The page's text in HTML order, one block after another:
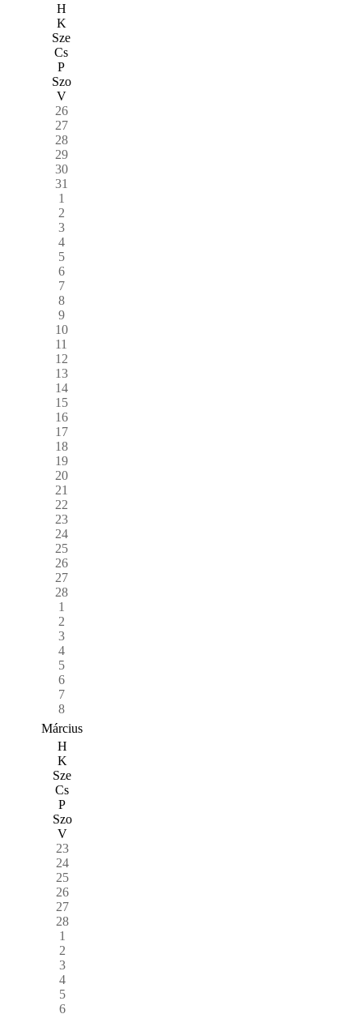
H
K
Sze
Cs
P
Szo
V
26
27
28
29
30
31
1
2
3
4
5
6
7
8
9
10
11
12
13
14
15
16
17
18
19
20
21
22
23
24
25
26
27
28
1
2
3
4
5
6
7
8
Március
H
K
Sze
Cs
P
Szo
V
23
24
25
26
27
28
1
2
3
4
5
6